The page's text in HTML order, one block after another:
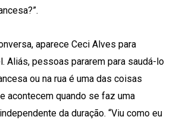
aparece Ceci Alves para
Aliás, pessoas pararem para saudá-lo
ou na rua é uma das coisas
acontecem quando se faz uma
da duração. “Viu como eu